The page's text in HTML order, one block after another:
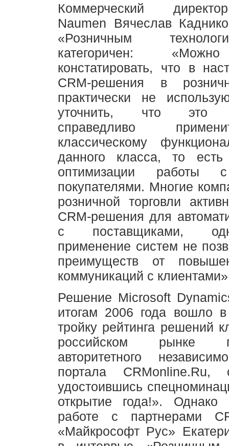
Коммерческий
Naumen Вячеслав
«Розничным
категоричен:
констатировать, что в
CRM-решения в
практически не
уточнить, что это
справедливо
классическому
данного класса, то
оптимизации работы
покупателями. Многие
розничной торговли
CRM-решения для
с поставщиками,
применение систем не
преимуществ от
коммуникаций с
Решение Microsoft
итогам 2006 года вошло
тройку рейтинга решений
российском рынке
авторитетного
портала CRMonline.Ru,
удостоившись
открытие года!».
работе с партнерами
«Майкрософт Рус»